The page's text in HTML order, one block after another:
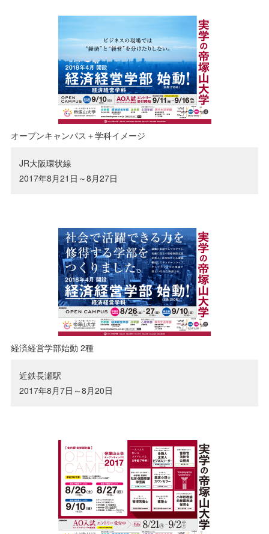
キャンパス紹介
教育への取り組み
オープンキャンパス＋学科イメージ
JR大阪環状線
2017年8月21日～8月27日
経済経営学部始動 2種
近鉄長瀬駅
2017年8月7日～8月20日